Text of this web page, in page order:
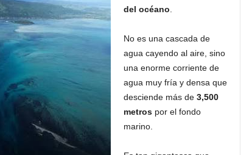
del océano
No es una cascada de
agua cayendo al aire, sino
una enorme corriente de
agua muy fría y densa que
desciende más de 3,500
metrospor el fondo
marino.